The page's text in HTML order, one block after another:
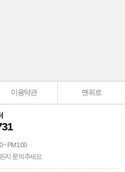
이용약관 맨위로
~ PM 1:00
지 문의주세요.